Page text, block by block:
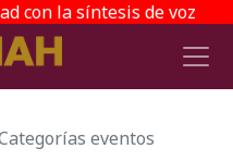
con la síntesis de voz
eventos